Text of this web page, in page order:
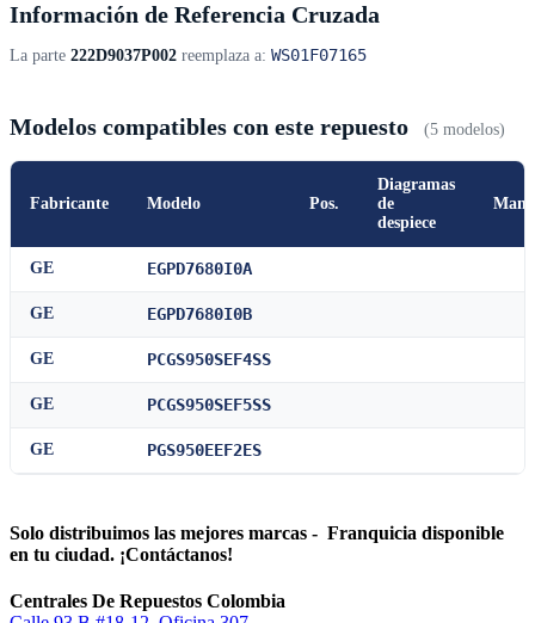
Información de Referencia Cruzada
La parte 222D9037P002 reemplaza a: WS01F07165
Modelos compatibles con este repuesto (5 modelos)
Fabricante Modelo Pos.
Diagramas
de
despiece
GE EGPD7680I0A
GE EGPD7680I0B
GE PCGS950SEF4SS
GE PCGS950SEF5SS
GE PGS950EEF2ES
Solo distribuimos las mejores marcas - Franquicia disponible
en tu ciudad. ¡Contáctanos!
Centrales De Repuestos Colombia